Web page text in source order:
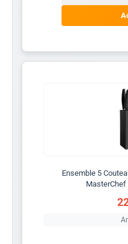
Ensemble 5
MasterChef